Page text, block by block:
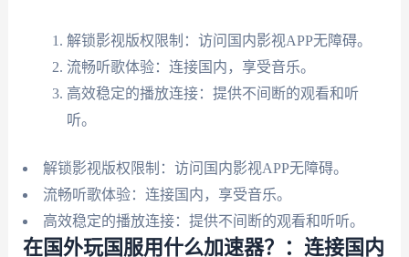
解锁影视版权限制：访问国内影视APP无障碍。
流畅听歌体验：连接国内，享受音乐。
高效稳定的播放连接：提供不间断的观看和听
听。
解锁影视版权限制：访问国内影视APP无障碍。
流畅听歌体验：连接国内，享受音乐。
高效稳定的播放连接：提供不间断的观看和听听。
在国外玩国服用什么加速器？：连接国内